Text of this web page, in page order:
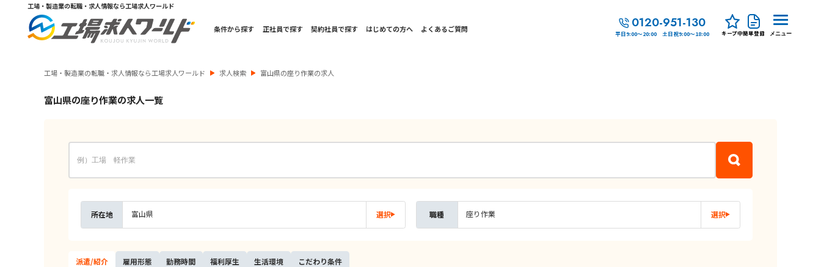
工場・製造業の転職・求人情報なら工場求人ワールド
条件から探す 正社員で探す 契約社員で探す はじめての方へ よくあるご質問 0120-951-130
平日9:00～20:00 土日祝9:00～18:00 キープ中簡単登録 メニュー
工場・製造業の転職・求人情報なら工場求人ワールド 求人検索 富山県の座り作業の求人
富山県の座り作業の求人一覧
所在地 富山県 選択 職種 座り作業 選択
派遣/紹介 雇用形態 勤務時間 福利厚生 生活環境 こだわり条件